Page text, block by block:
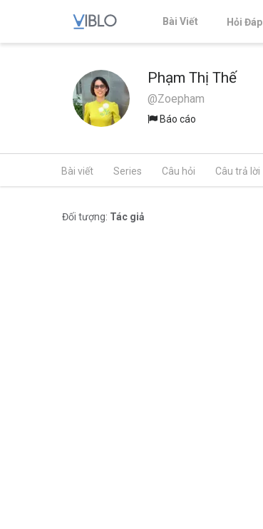
Bài Viết Hỏi Đáp
Phạm Thị Thế
@Zoepham
Báo cáo
Bài viết Series Câu hỏi Câu trả lời
Đối tượng: Tác giả